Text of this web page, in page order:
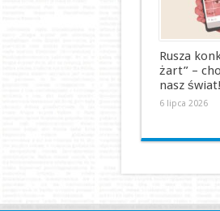
Rusza
żart” –
nasz świat!
6 lipca 2026